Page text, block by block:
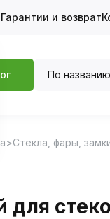
Гарантии и возврат
По названию
Стекла, фары,